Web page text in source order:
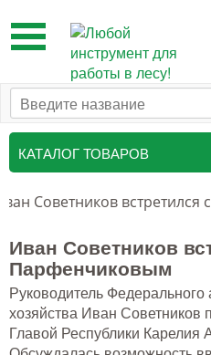
Toggle
navigation
КАТАЛОГ ТОВАРОВ
Таксационный
Бензоинструмент и
принадлежности
Инструмент лесоруба
Советников
Иван Советников
Парфенчиковым
Руководитель Федерального
хозяйства Иван Советников
Главой Республики